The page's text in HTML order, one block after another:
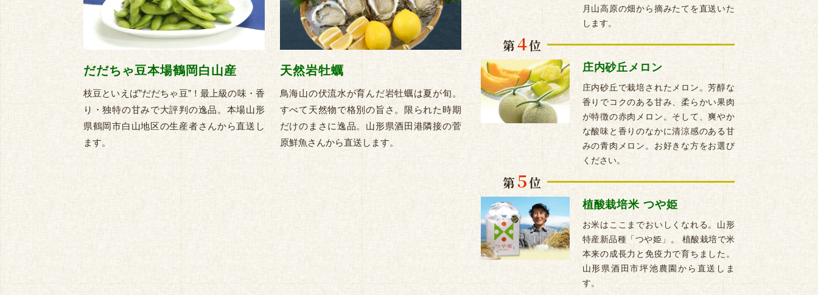
だだちゃ豆本場鶴岡白山産
枝豆といえば”だだちゃ豆”！最上級の味・香
り・独特の甘みで大評判の逸品。本場山形
県鶴岡市白山地区の生産者さんから直送し
ます。
天然岩牡蠣
鳥海山の伏流水が育んだ岩牡蠣は夏が旬。
すべて天然物で格別の旨さ。限られた時期
だけのまさに逸品。山形県酒田港隣接の菅
原鮮魚さんから直送します。
月山高原の畑から摘みたてを直送いた
します。
第4位
庄内砂丘メロン
庄内砂丘で栽培されたメロン。芳醇な
香りでコクのある甘み、柔らかい果肉
が特徴の赤肉メロン。そして、爽やか
な酸味と香りのなかに清涼感のある甘
みの青肉メロン。お好きな方をお選び
ください。
第5位
植酸栽培米 つや姫
お米はここまでおいしくなれる。山形
特産新品種「つや姫」。 植酸栽培で米
本来の成長力と免疫力で育ちました。
山形県酒田市坪池農園から直送しま
す。